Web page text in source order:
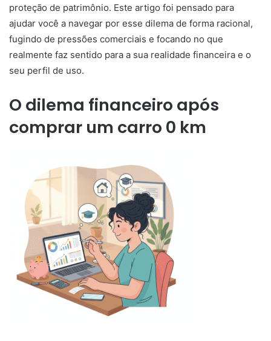
proteção de patrimônio. Este artigo foi pensado para
ajudar você a navegar por esse dilema de forma racional,
fugindo de pressões comerciais e focando no que
realmente faz sentido para a sua realidade financeira e o
seu perfil de uso.
O dilema financeiro após
comprar um carro 0 km